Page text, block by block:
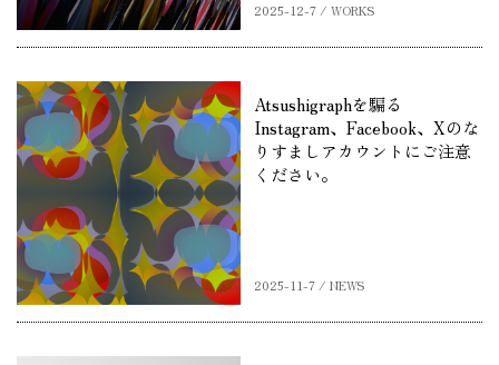
2025-12-7 / WORKS
Atsushigraphを騙る
Instagram、Facebook、Xのな
りすましアカウントにご注意
ください。
2025-11-7 / NEWS